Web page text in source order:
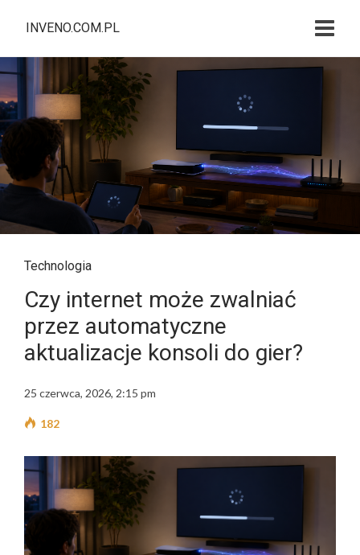
INVENO.COM.PL
Technologia
Czy internet może zwalniać
przez automatyczne
aktualizacje konsoli do gier?
25 czerwca, 2026, 2:15 pm
182